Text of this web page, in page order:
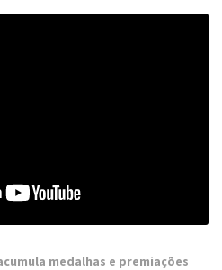
medalhas e premiações